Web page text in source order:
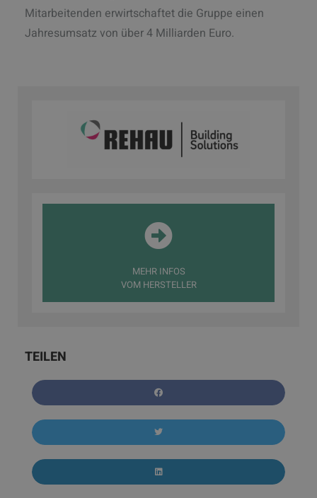
Mitarbeitenden erwirtschaftet die Gruppe einen
Jahresumsatz von über 4 Milliarden Euro.
MEHR INFOS
VOM HERSTELLER
TEILEN